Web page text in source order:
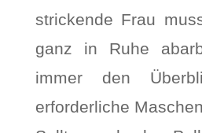
strickende Frau
ganz in Ruhe
immer den
erforderliche